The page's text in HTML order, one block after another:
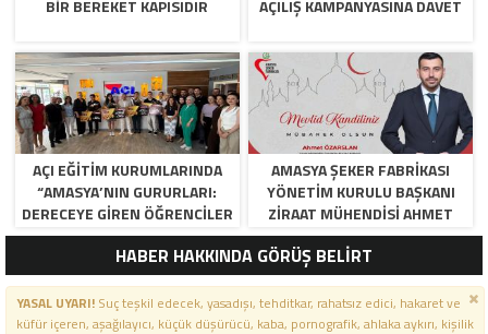
BİR BEREKET KAPISIDIR
AÇILIŞ KAMPANYASINA DAVET
AÇI EĞİTİM KURUMLARINDA
“AMASYA’NIN GURURLARI:
DERECEYE GIREN ÖĞRENCILER
İÇIN ANLAMLI TÖREN”
AMASYA ŞEKER FABRIKASI
YÖNETIM KURULU BAŞKANI
ZIRAAT MÜHENDISI AHMET
ÖZARSLAN’IN MEVLID KANDILI
MESAJI
HABER HAKKINDA GÖRÜŞ BELİRT
YASAL UYARI!Suç teşkil edecek, yasadışı, tehditkar, rahatsız edici, hakaret ve
küfür içeren, aşağılayıcı, küçük düşürücü, kaba, pornografik, ahlaka aykırı, kişilik